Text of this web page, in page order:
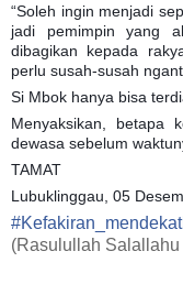
“Soleh ingin menjadi
jadi pemimpin yang
dibagikan kepada
perlu susah-susah
Si Mbok hanya bisa
Menyaksikan, betapa
dewasa sebelum
TAMAT
Lubuklinggau, 05
#
(Rasulullah